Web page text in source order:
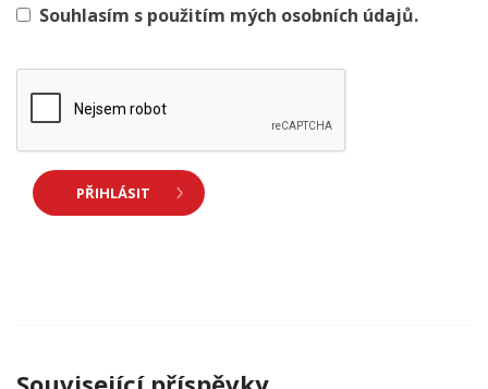
Souhlasím s použitím mých osobních údajů.
PŘIHLÁSIT